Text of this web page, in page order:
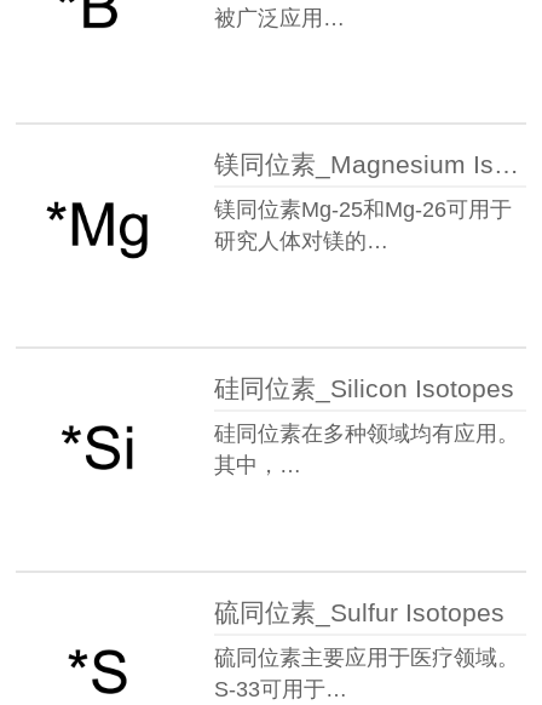
被广泛应用…
镁同位素_Magnesium Isotopes
镁同位素Mg-25和Mg-26可用于
研究人体对镁的…
硅同位素_Silicon Isotopes
硅同位素在多种领域均有应用。
其中，…
硫同位素_Sulfur Isotopes
硫同位素主要应用于医疗领域。
S-33可用于…